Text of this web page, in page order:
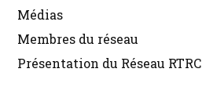
Médias
Membres du réseau
Présentation du Réseau RTRC